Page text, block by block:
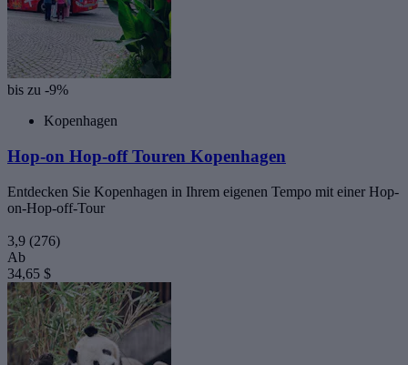
bis zu -9%
Kopenhagen
Hop-on Hop-off Touren Kopenhagen
Entdecken Sie Kopenhagen in Ihrem eigenen Tempo mit einer Hop-
on-Hop-off-Tour
3,9 (276)
Ab
34,65 $